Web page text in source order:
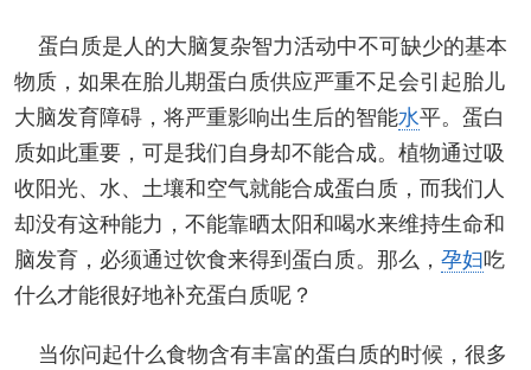
蛋白质是人的大脑复杂智力活动中不可缺少的基本
物质，如果在胎儿期蛋白质供应严重不足会引起胎儿
大脑发育障碍，将严重影响出生后的智能水平。蛋白
质如此重要，可是我们自身却不能合成。植物通过吸
收阳光、水、土壤和空气就能合成蛋白质，而我们人
却没有这种能力，不能靠晒太阳和喝水来维持生命和
脑发育，必须通过饮食来得到蛋白质。那么， 孕妇吃
什么才能很好地补充蛋白质呢？
当你问起什么食物含有丰富的蛋白质的时候，很多